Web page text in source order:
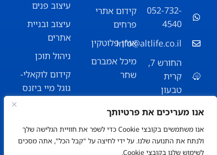
אנו מעריכים את פרטיותך
אנו משתמשים בקובצי Cookie כדי לשפר את חוויית הגלישה שלך
ולנתח את התנועה שלנו. על ידי לחיצה על "קבל הכל", אתה מסכים
לשימוש שלנו בקובצי Cookie.
052-732-
4540
info@altlife.co.il
החורש 7,
קרית
טבעון
קידום אתרי
פרחים
אורן פלוטקין
מיכל אמברם
שחר
עיצוב פנים
עיצוב ובניית
אתרים
ניהול תוכן
קידום לוקאלי-
גוגל מיי ביזנס
כל הזכויות שמורות לאלטלייף קידום אתרים ©